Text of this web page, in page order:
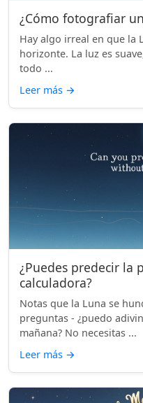
¿Cómo fotografiar
Hay algo irreal en que la
horizonte. La luz es
todo ...
Leer más →
¿Puedes predecir la
calculadora?
Notas que la Luna se
preguntas - ¿puedo
mañana? No necesitas ...
Leer más →